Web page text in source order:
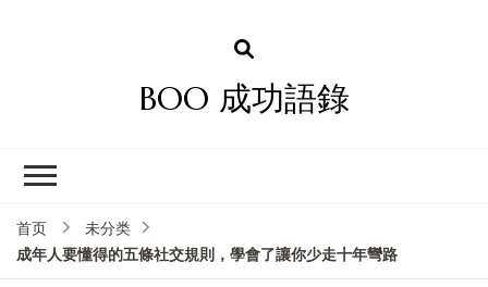
BOO 成功語錄
首页
未分类
成年人要懂得的五條社交規則，學會了讓你少走十年彎路